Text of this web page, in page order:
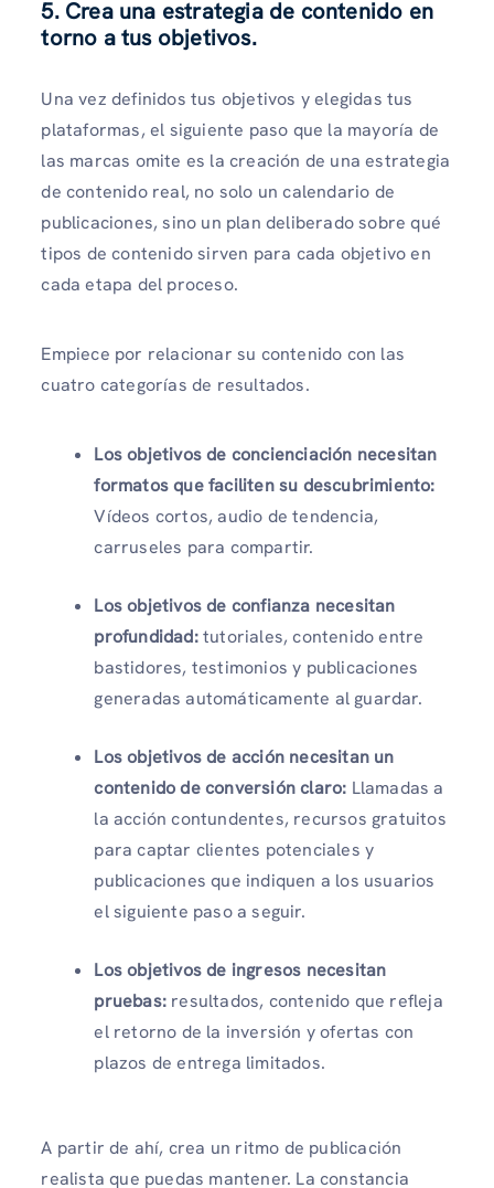
5. Crea una estrategia de contenido en
torno a tus objetivos.
Una vez definidos tus objetivos y elegidas tus
plataformas, el siguiente paso que la mayoría de
las marcas omite es la creación de una estrategia
de contenido real, no solo un calendario de
publicaciones, sino un plan deliberado sobre qué
tipos de contenido sirven para cada objetivo en
cada etapa del proceso.
Empiece por relacionar su contenido con las
cuatro categorías de resultados.
Los objetivos de concienciación necesitan
formatos que faciliten su descubrimiento:
Vídeos cortos, audio de tendencia,
carruseles para compartir.
Los objetivos de confianza necesitan
profundidad:tutoriales, contenido entre
bastidores, testimonios y publicaciones
generadas automáticamente al guardar.
Los objetivos de acción necesitan un
contenido de conversión claro: Llamadas a
la acción contundentes, recursos gratuitos
para captar clientes potenciales y
publicaciones que indiquen a los usuarios
el siguiente paso a seguir.
Los objetivos de ingresos necesitan
pruebas: resultados, contenido que refleja
el retorno de la inversión y ofertas con
plazos de entrega limitados.
A partir de ahí, crea un ritmo de publicación
realista que puedas mantener. La constancia